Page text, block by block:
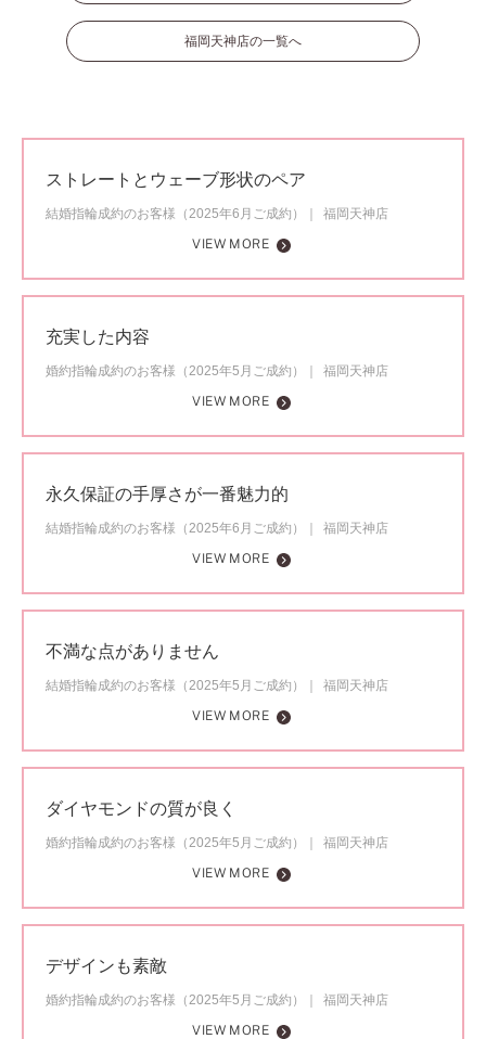
福岡天神店の一覧へ
ストレートとウェーブ形状のペア
結婚指輪成約のお客様（2025年6月ご成約）
福岡天神店
VIEW MORE
充実した内容
婚約指輪成約のお客様（2025年5月ご成約）
福岡天神店
VIEW MORE
永久保証の手厚さが一番魅力的
結婚指輪成約のお客様（2025年6月ご成約）
福岡天神店
VIEW MORE
不満な点がありません
結婚指輪成約のお客様（2025年5月ご成約）
福岡天神店
VIEW MORE
ダイヤモンドの質が良く
婚約指輪成約のお客様（2025年5月ご成約）
福岡天神店
VIEW MORE
デザインも素敵
婚約指輪成約のお客様（2025年5月ご成約）
福岡天神店
VIEW MORE